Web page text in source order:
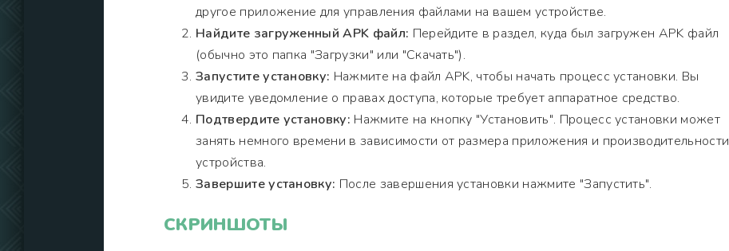
другое приложение для управления файлами на вашем устройстве.
Найдите загруженный APK файл: Перейдите в раздел, куда был загружен APK файл
(обычно это папка "Загрузки" или "Скачать").
Запустите установку: Нажмите на файл APK, чтобы начать процесс установки. Вы
увидите уведомление о правах доступа, которые требует аппаратное средство.
Подтвердите установку: Нажмите на кнопку "Установить". Процесс установки может
занять немного времени в зависимости от размера приложения и производительности
устройства.
Завершите установку: После завершения установки нажмите "Запустить".
СКРИНШОТЫ